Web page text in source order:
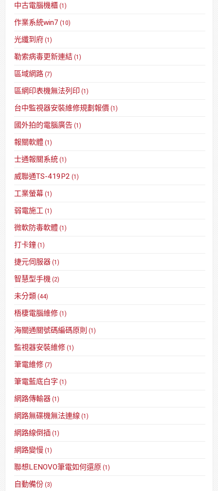
中古電腦機櫃 (1)
作業系統win7 (10)
光纖到府 (1)
勒索病毒更新連結 (1)
區域網路 (7)
區網印表機無法列印 (1)
台中監視器安裝維修規劃報價 (1)
國外拍的電腦廣告 (1)
報關軟體 (1)
士通報關系統 (1)
威聯通TS-419P2 (1)
工業螢幕 (1)
弱電施工 (1)
微軟防毒軟體 (1)
打卡鐘 (1)
捷元伺服器 (1)
智慧型手機 (2)
未分類 (44)
梧棲電腦維修 (1)
海關通關號碼編碼原則 (1)
監視器安裝維修 (1)
筆電維修 (7)
筆電藍底白字 (1)
網路傳輸器 (1)
網路無碟機無法連線 (1)
網路線倒插 (1)
網路變慢 (1)
聯想LENOVO筆電如何還原 (1)
自動備份 (3)